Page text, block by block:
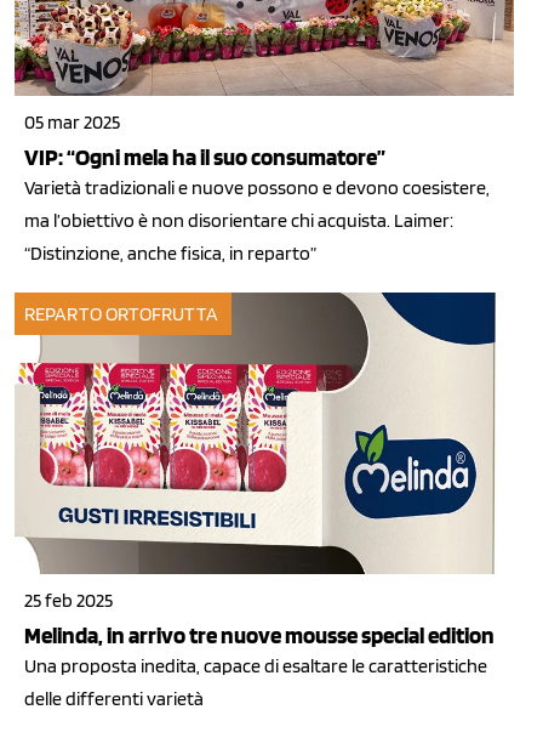
05 mar 2025
VIP: “Ogni mela ha il suo consumatore”
Varietà tradizionali e nuove possono e devono coesistere,
ma l’obiettivo è non disorientare chi acquista. Laimer:
“Distinzione, anche fisica, in reparto”
REPARTO ORTOFRUTTA
25 feb 2025
Melinda, in arrivo tre nuove mousse special edition
Una proposta inedita, capace di esaltare le caratteristiche
delle differenti varietà